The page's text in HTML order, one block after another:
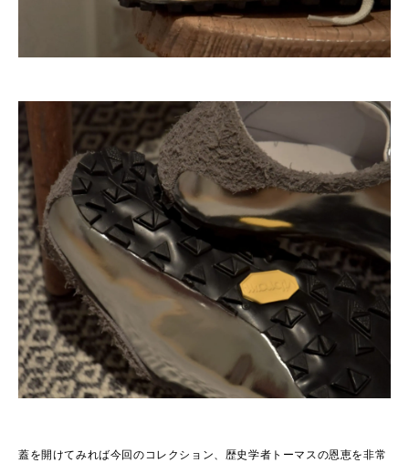
蓋を開けてみれば今回のコレクション、歴史学者トーマスの恩恵を非常